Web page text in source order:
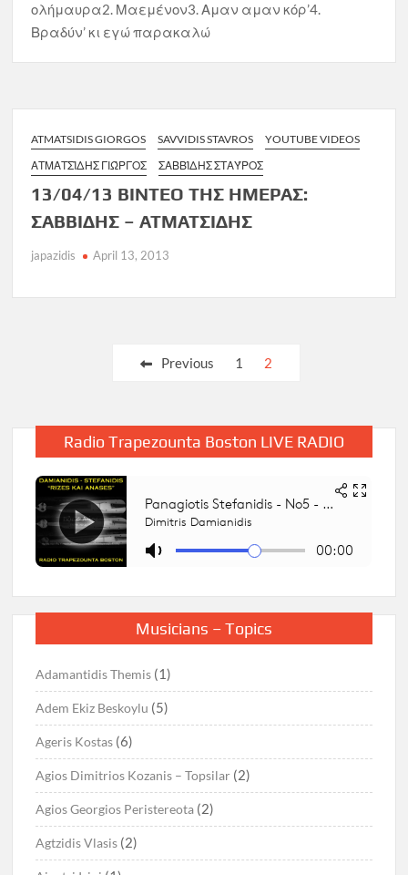
ολήμαυρα2. Μαεμένον3. Αμαν αμαν κόρ’4.
Βραδύν’ κι εγώ παρακαλώ
ATMATSIDIS GIORGOS SAVVIDIS STAVROS
YOUTUBE VIDEOS
ΑΤΜΑΤΣΊΔΗΣ ΓΙΏΡΓΟΣ
ΣΑΒΒΊΔΗΣ ΣΤΑΎΡΟΣ
13/04/13 ΒΙΝΤΕΟ ΤΗΣ ΗΜΕΡΑΣ:
ΣΑΒΒΙΔΗΣ – ΑΤΜΑΤΣΙΔΗΣ
japazidis April 13, 2013
Previous 1 2
Radio Trapezounta Boston LIVE RADIO
Musicians – Topics
Adamantidis Themis (1)
Adem Ekiz Beskoylu (5)
Ageris Kostas (6)
Agios Dimitrios Kozanis – Topsilar (2)
Agios Georgios Peristereota (2)
Agtzidis Vlasis (2)